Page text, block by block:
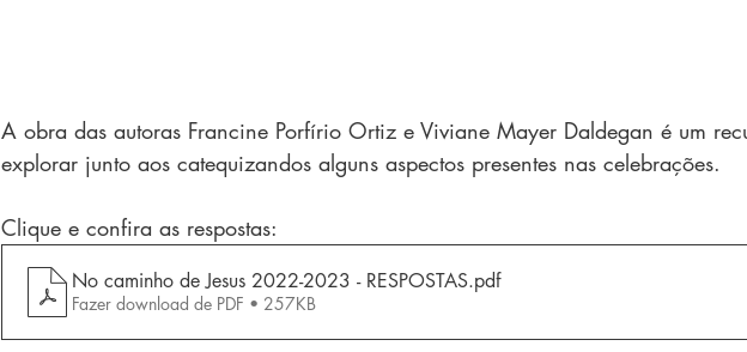
A obra das autoras Francine Porfírio Ortiz e Viviane Mayer Daldegan é um
explorar junto aos catequizandos alguns aspectos presentes nas celebrações.
Clique e confira as respostas:
No caminho de Jesus 2022-2023 - RESPOSTAS.pdf
Fazer download de PDF • 257KB